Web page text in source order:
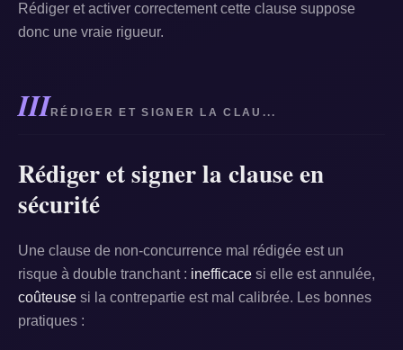
Rédiger et activer correctement cette clause suppose
donc une vraie rigueur.
IIIRÉDIGER ET SIGNER LA CLAU...
Rédiger et signer la clause en
sécurité
Une clause de non-concurrence mal rédigée est un
risque à double tranchant : inefficace si elle est annulée,
coûteuse si la contrepartie est mal calibrée. Les bonnes
pratiques :